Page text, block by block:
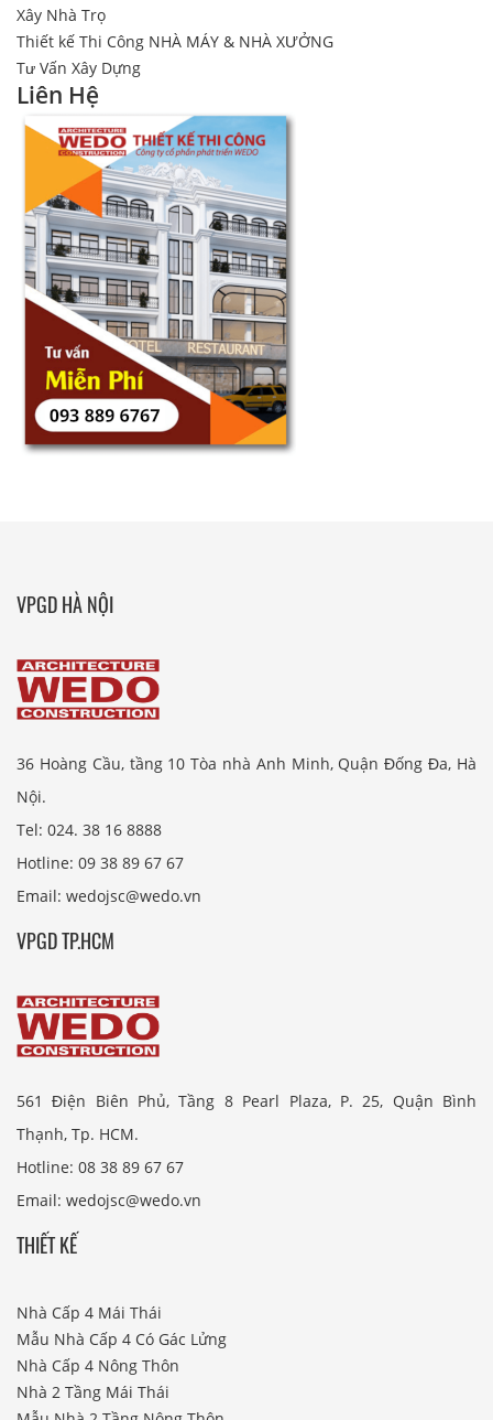
Xây Nhà Trọ
Thiết kế Thi Công NHÀ MÁY & NHÀ XƯỞNG
Tư Vấn Xây Dựng
Liên Hệ
VPGD HÀ NỘI
36 Hoàng Cầu, tầng 10 Tòa nhà Anh Minh, Quận Đống Đa, Hà
Nội.
Tel: 024. 38 16 8888
Hotline: 09 38 89 67 67
Email: wedojsc@wedo.vn
VPGD TP.HCM
561 Điện Biên Phủ, Tầng 8 Pearl Plaza, P. 25, Quận Bình
Thạnh, Tp. HCM.
Hotline: 08 38 89 67 67
Email: wedojsc@wedo.vn
THIẾT KẾ
Nhà Cấp 4 Mái Thái
Mẫu Nhà Cấp 4 Có Gác Lửng
Nhà Cấp 4 Nông Thôn
Nhà 2 Tầng Mái Thái